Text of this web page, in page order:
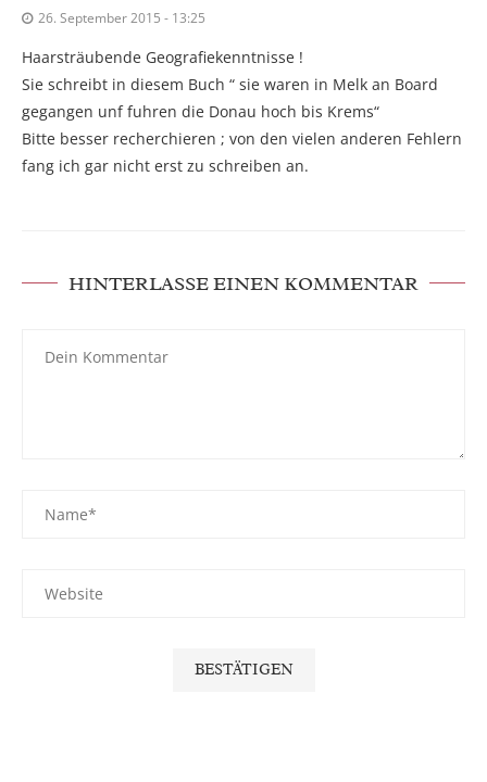
26. September 2015 - 13:25
Haarsträubende Geografiekenntnisse !
Sie schreibt in diesem Buch “ sie waren in Melk an Board
gegangen unf fuhren die Donau hoch bis Krems“
Bitte besser recherchieren ; von den vielen anderen Fehlern
fang ich gar nicht erst zu schreiben an.
HINTERLASSE EINEN KOMMENTAR